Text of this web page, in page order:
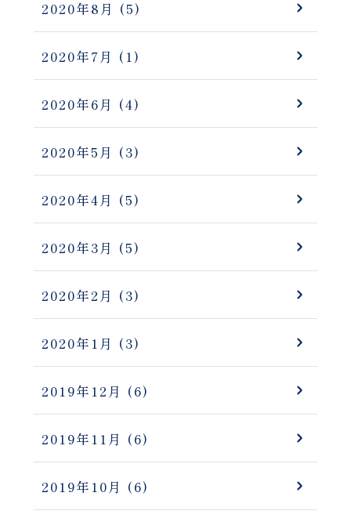
2020年8月 (5)
2020年7月 (1)
2020年6月 (4)
2020年5月 (3)
2020年4月 (5)
2020年3月 (5)
2020年2月 (3)
2020年1月 (3)
2019年12月 (6)
2019年11月 (6)
2019年10月 (6)